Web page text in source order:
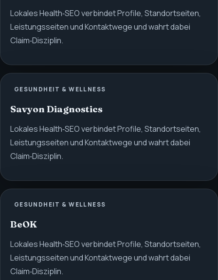
Lokales Health‑SEO verbindet Profile, Standortseiten,
Leistungsseiten und Kontaktwege und wahrt dabei
Claim‑Disziplin.
GESUNDHEIT & WELLNESS
Savyon Diagnostics
Lokales Health‑SEO verbindet Profile, Standortseiten,
Leistungsseiten und Kontaktwege und wahrt dabei
Claim‑Disziplin.
GESUNDHEIT & WELLNESS
BeOK
Lokales Health‑SEO verbindet Profile, Standortseiten,
Leistungsseiten und Kontaktwege und wahrt dabei
Claim‑Disziplin.